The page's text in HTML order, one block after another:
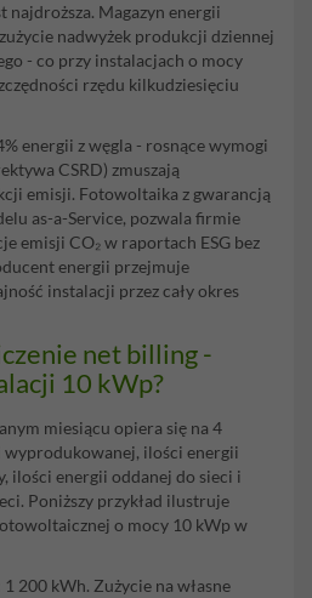
Magazyn energii
nadwyżek produkcji dziennej
- co przy instalacjach o mocy
rzędu kilkudziesięciu
energii z węgla - rosnące wymogi
CSRD) zmuszają
emisji. Fotowoltaika z gwarancją
as-a-Service, pozwala firmie
emisji CO₂ w raportach ESG bez
energii przejmuje
instalacji przez cały okres
net billing -
10 kWp?
miesiącu opiera się na 4
ilości energii
ilości energii oddanej do sieci i
Poniższy przykład ilustruje
o mocy 10 kWp w
200 kWh. Zużycie na własne